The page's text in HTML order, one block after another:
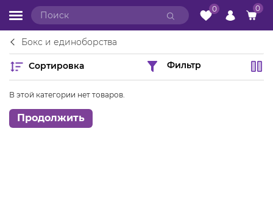
0 0
Бокс и единоборства
Сортировка Фильтр
В этой категории нет товаров.
Продолжить